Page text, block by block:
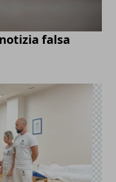
falsa